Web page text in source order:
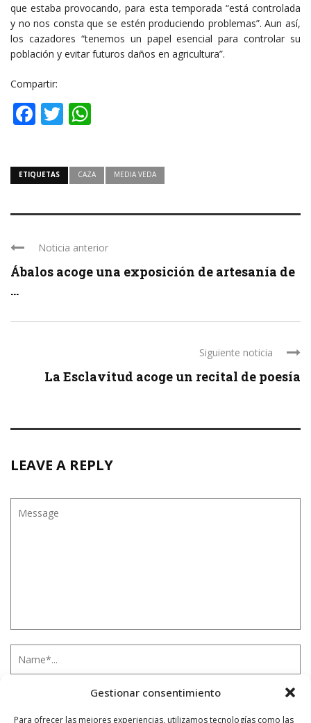
Gestionar consentimiento
Para ofrecer las mejores experiencias, utilizamos tecnologías como las
que estaba provocando, para esta temporada “está controlada
y no nos consta que se estén produciendo problemas”. Aun así,
los cazadores “tenemos un papel esencial para controlar su
población y evitar futuros daños en agricultura”.
Compartir:
Facebook
Twitter
ETIQUETAS CAZA MEDIA VEDA
Noticia anterior
Ábalos acoge una exposición de artesanía de
...
Siguiente noticia
La Esclavitud acoge un recital de poesía
LEAVE A REPLY